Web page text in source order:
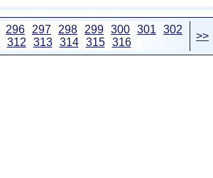
296 297 298 299 300 301
302
312 313 314 315 316
>>